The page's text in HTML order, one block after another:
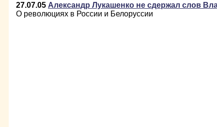
27.07.05 Александр Лукашенко не сдержал слов
О революциях в России и Белоруссии